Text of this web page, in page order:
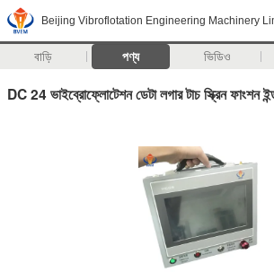
Beijing Vibroflotation Engineering Machinery
বাড়ি পণ্য ভিডিও
DC 24 ভাইব্রোফ্লোটেশন ডেটা লগার টাচ স্ক্রিন ফাংশন